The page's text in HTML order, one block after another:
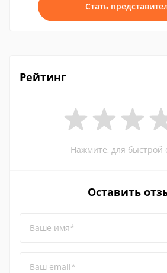
Стать
Рейтинг
Нажмите, для быстрой
Оставить
Ваше имя*
Ваш email*